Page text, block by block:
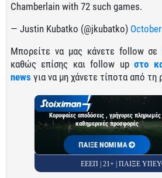
Chamberlain with 72 such games.
— Justin Kubatko (@jkubatko)
Μπορείτε να μας κάνετε follow σε
καθώς επίσης και follow upστο
news για να μη χάνετε τίποτα από
Κορυφαίες αποδόσεις , γρήγορες πληρωμές
καθημερινές προσφορές
ΠΑΙΞΕ ΝΟΜΙΜΑ
ΕΕΕΠ | 21+ | ΠΑΙΞΕ